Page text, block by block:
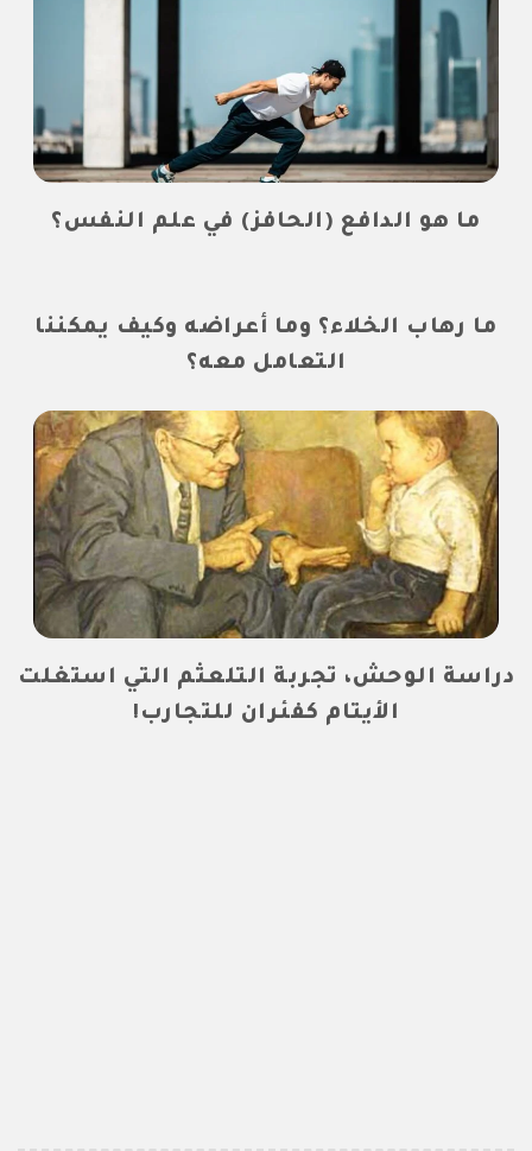
ما هو الدافع (الحافز) في علم النفس؟
ما رهاب الخلاء؟ وما أعراضه وكيف يمكننا
التعامل معه؟
دراسة الوحش، تجربة التلعثم التي استغلت
الأيتام كفئران للتجارب!